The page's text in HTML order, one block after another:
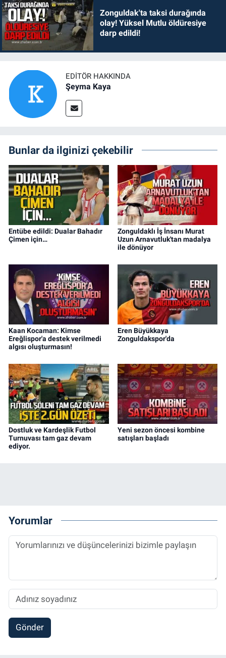
Zonguldak'ta taksi durağında
olay! Yüksel Mutlu öldüresiye
darp edildi!
EDITÖR HAKKINDA
Şeyma Kaya
Bunlar da ilginizi çekebilir
Entübe edildi: Dualar Bahadır
Çimen için…
Zonguldaklı İş İnsanı Murat
Uzun Arnavutluk'tan madalya
ile dönüyor
Kaan Kocaman: Kimse
Ereğlispor'a destek verilmedi
algısı oluşturmasın!
Eren Büyükkaya
Zonguldakspor'da
Dostluk ve Kardeşlik Futbol
Turnuvası tam gaz devam
ediyor.
Yeni sezon öncesi kombine
satışları başladı
Yorumlar
Gönder